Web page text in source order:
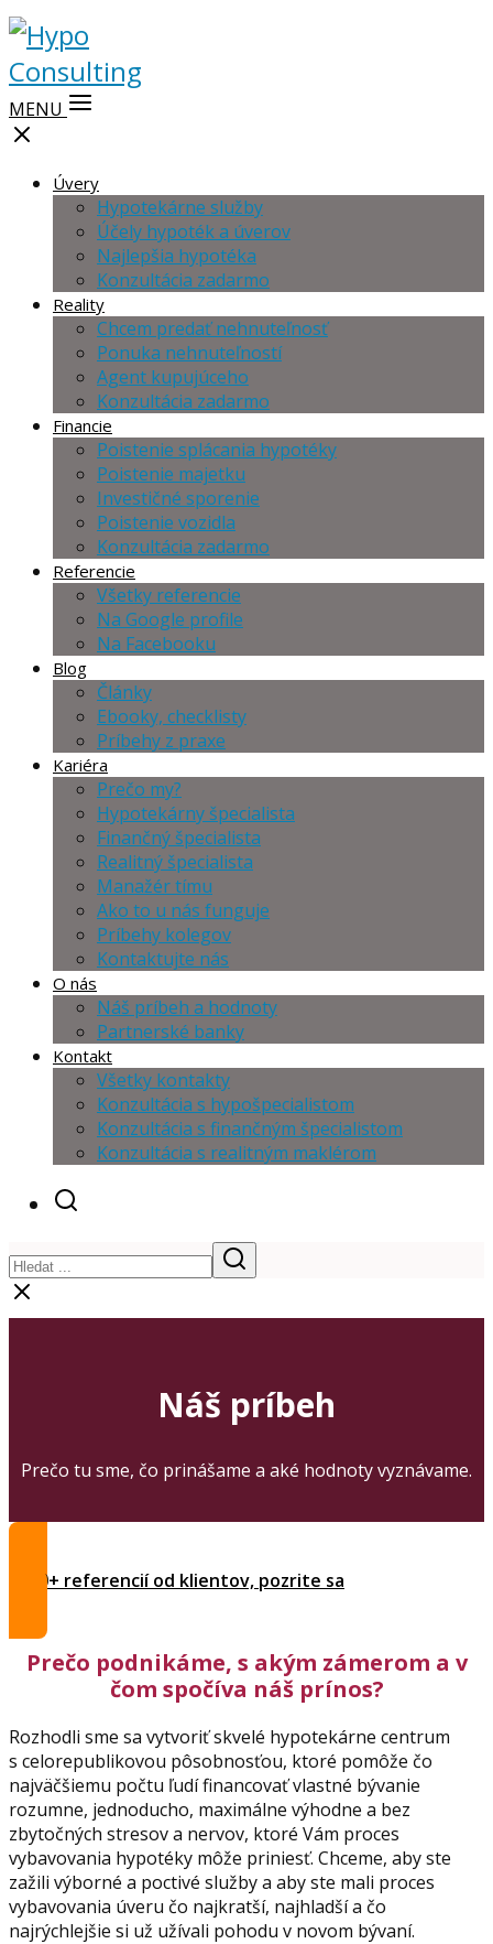
MENU
Úvery
Hypotekárne služby
Účely hypoték a úverov
Najlepšia hypotéka
Konzultácia zadarmo
Reality
Chcem predať nehnuteľnosť
Ponuka nehnuteľností
Agent kupujúceho
Konzultácia zadarmo
Financie
Poistenie splácania hypotéky
Poistenie majetku
Investičné sporenie
Poistenie vozidla
Konzultácia zadarmo
Referencie
Všetky referencie
Na Google profile
Na Facebooku
Blog
Články
Ebooky, checklisty
Príbehy z praxe
Kariéra
Prečo my?
Hypotekárny špecialista
Finančný špecialista
Realitný špecialista
Manažér tímu
Ako to u nás funguje
Príbehy kolegov
Kontaktujte nás
O nás
Náš príbeh a hodnoty
Partnerské banky
Kontakt
Všetky kontakty
Konzultácia s hypošpecialistom
Konzultácia s finančným špecialistom
Konzultácia s realitným maklérom
Náš príbeh
Prečo tu sme, čo prinášame a aké hodnoty vyznávame.
1000+ referencií od klientov, pozrite sa
Prečo podnikáme, s akým zámerom a v
čom spočíva nášprínos?
Rozhodli sme sa vytvoriť skvelé hypotekárne centrum
s celorepublikovou pôsobnosťou, ktoré pomôže čo
najväčšiemu počtu ľudí financovať vlastné bývanie
rozumne, jednoducho, maximálne výhodne a bez
zbytočných stresov a nervov, ktoré Vám proces
vybavovania hypotéky môže priniesť. Chceme, aby ste
zažili výborné a poctivé služby a aby ste mali proces
vybavovania úveru čo najkratší, najhladší a čo
najrýchlejšie si už užívali pohodu v novom bývaní.